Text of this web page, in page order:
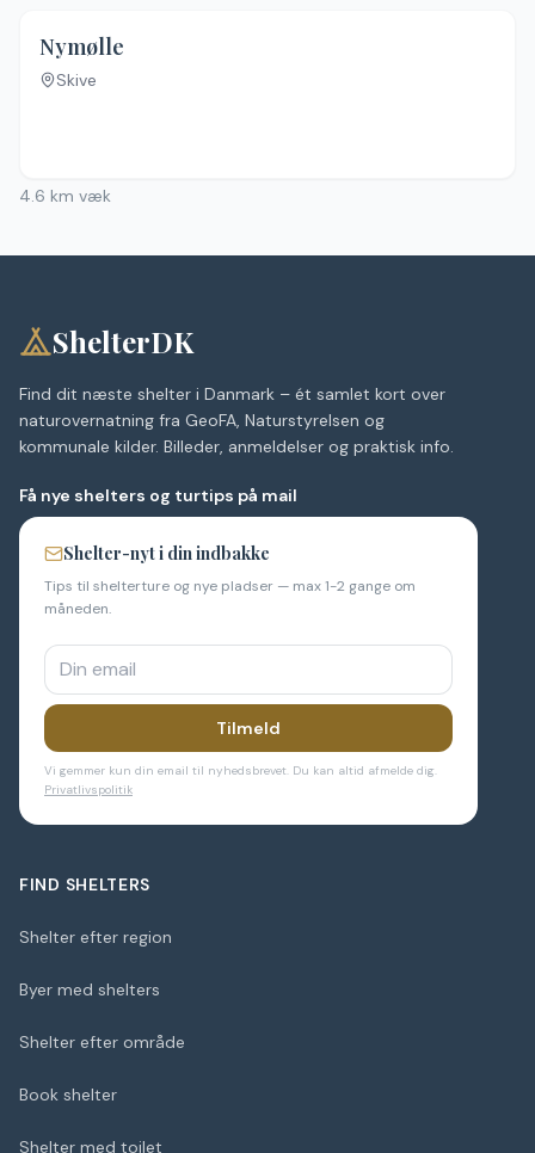
Nymølle
Skive
4.6 km væk
ShelterDK
Find dit næste shelter i Danmark – ét samlet kort over
naturovernatning fra GeoFA, Naturstyrelsen og
kommunale kilder. Billeder, anmeldelser og praktisk info.
Få nye shelters og turtips på mail
Shelter-nyt i din indbakke
Tips til shelterture og nye pladser — max 1-2 gange om
måneden.
Tilmeld
Vi gemmer kun din email til nyhedsbrevet. Du kan altid afmelde dig.
Privatlivspolitik
FIND SHELTERS
Shelter efter region
Byer med shelters
Shelter efter område
Book shelter
Shelter med toilet